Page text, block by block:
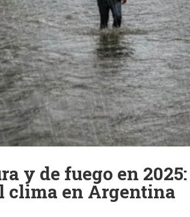
y de fuego en 2025:
clima en Argentina